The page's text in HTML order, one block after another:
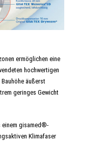
ermöglichen eine
hochwertigen
äußerst
geringes Gewicht
einem gisamed®-
Klimafaser